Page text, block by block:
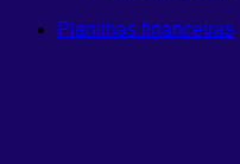
Planilhas financeiras